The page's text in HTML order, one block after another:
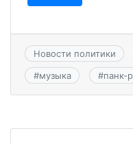
Новости политики
#музыка #панк-